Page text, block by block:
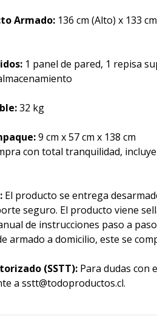
Armado: 136 cm (Alto) x 133
1 panel de pared, 1 repisa
32 kg
9 cm x 57 cm x 138 cm
con total tranquilidad,
El producto se entrega
seguro. El producto viene
de instrucciones paso a
armado a domicilio, este se
(SSTT): Para dudas con
a sstt@todoproductos.cl.